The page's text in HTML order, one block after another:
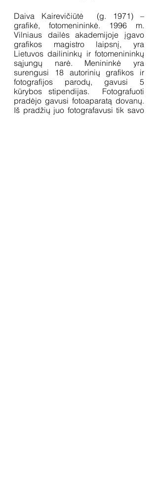
Daiva Kairevičiūtė  (g. 1971) –
grafikė, fotomenininkė. 1996 m.
Vilniaus dailės akademijoje įgavo
grafikos magistro laipsnį, yra
Lietuvos dailininkų ir fotomenininkų
sąjungų narė. Menininkė yra
surengusi 18 autorinių grafikos ir
fotografijos parodų, gavusi 5
kūrybos stipendijas.  Fotografuoti
pradėjo gavusi fotoaparatą dovanų.
Iš pradžių juo fotografavusi tik savo